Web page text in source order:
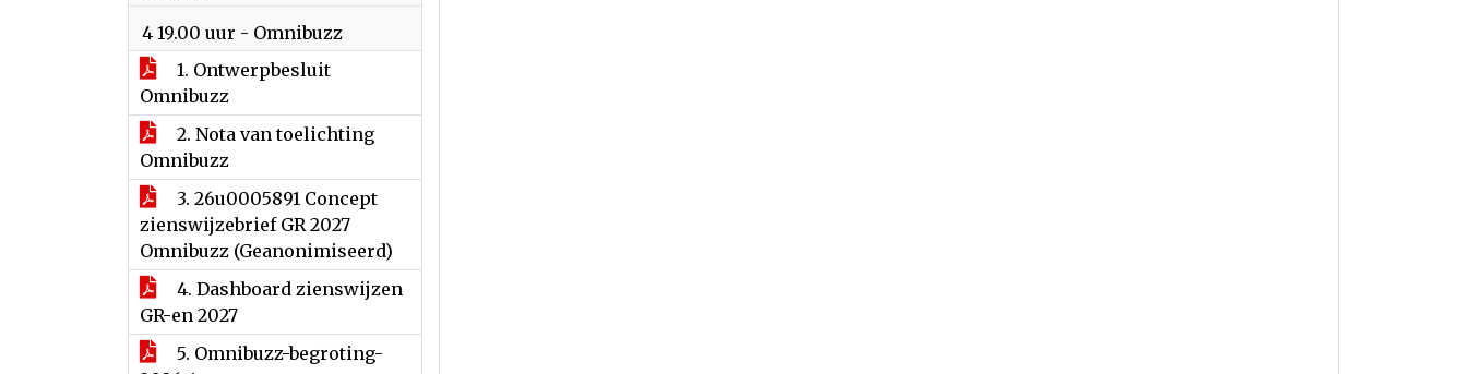
4 19.00 uur - Omnibuzz
1. Ontwerpbesluit
Omnibuzz
2. Nota van toelichting
Omnibuzz
3. 26u0005891 Concept
zienswijzebrief GR 2027
Omnibuzz (Geanonimiseerd)
4. Dashboard zienswijzen
GR-en 2027
5. Omnibuzz-begroting-